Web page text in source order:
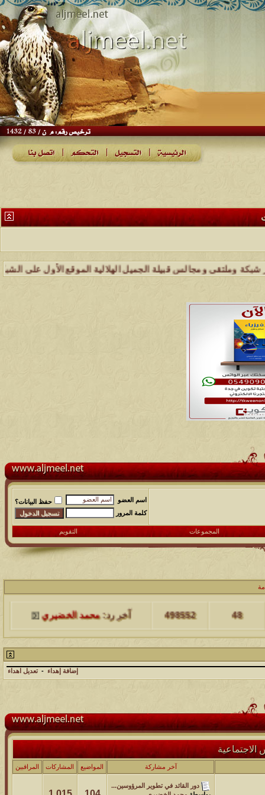
ومجالس قبيلة الجميل الهلالية الموقع الأول على الشبكة
اسم العضو
حفظ البيانات؟
كلمة المرور
المجموعات التقويم
48
498552 آخر رد: محمد الخضيري
مشاركات المشاهدات آخر مشاركة
17
231802 آخر رد:محمد الخضيري
12
آخر رد:محمد الخضيري
مشاركات المشاهدات
آخر مشاركة
27
97438 آخر رد:محمد الخضيري
إضافة إهداء - تعديل اهداء
آخر مشاركة المواضيع المشاركات المراقبين
دور القائد في تطوير المرؤوسين...